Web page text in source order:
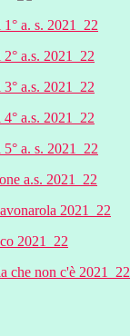
a. s. 2021_22
a.s. 2021_22
a.s. 2021_22
a.s. 2021_22
a. s. 2021_22
a.s. 2021_22
2021_22
2021_22
che non c'è 2021_22